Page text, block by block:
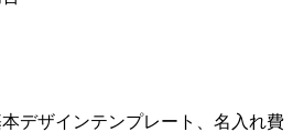
デザインテンプレート、名入れ費